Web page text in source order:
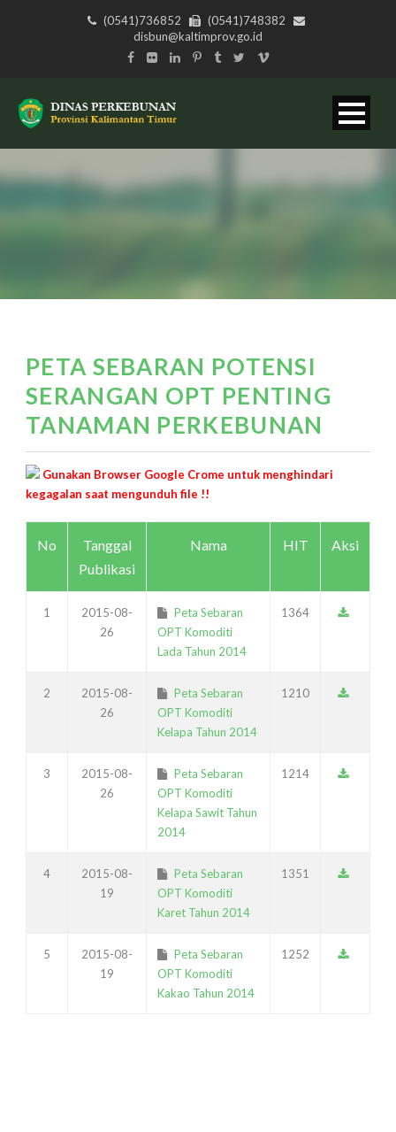
(0541)736852
(0541)748382
disbun@kaltimprov.go.id
PETA SEBARAN POTENSI
SERANGAN OPT PENTING
TANAMAN PERKEBUNAN
Gunakan Browser Google Crome untuk menghindari
kegagalan saat mengunduh file !!
No
Tanggal
Publikasi
Nama HIT Aksi
1
2015-08-
26
Peta Sebaran
OPT Komoditi
Lada Tahun 2014
1364
2
2015-08-
26
Peta Sebaran
OPT Komoditi
Kelapa Tahun 2014
1210
3
2015-08-
26
Peta Sebaran
OPT Komoditi
Kelapa Sawit Tahun
2014
1214
4
2015-08-
19
Peta Sebaran
OPT Komoditi
Karet Tahun 2014
1351
5
2015-08-
19
Peta Sebaran
OPT Komoditi
Kakao Tahun 2014
1252